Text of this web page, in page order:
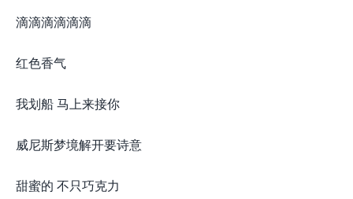
滴滴滴滴滴滴
红色香气
我划船 马上来接你
威尼斯梦境解开要诗意
甜蜜的 不只巧克力